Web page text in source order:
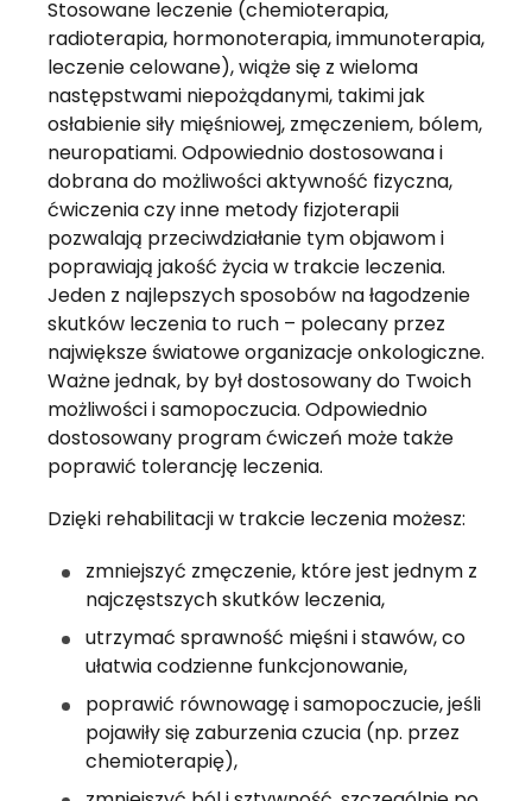
Stosowane leczenie (chemioterapia,
radioterapia, hormonoterapia, immunoterapia,
leczenie celowane), wiąże się z wieloma
następstwami niepożądanymi, takimi jak
osłabienie siły mięśniowej, zmęczeniem, bólem,
neuropatiami. Odpowiednio dostosowana i
dobrana do możliwości aktywność fizyczna,
ćwiczenia czy inne metody fizjoterapii
pozwalają przeciwdziałanie tym objawom i
poprawiają jakość życia w trakcie leczenia.
Jeden z najlepszych sposobów na łagodzenie
skutków leczenia to ruch – polecany przez
największe światowe organizacje onkologiczne.
Ważne jednak, by był dostosowany do Twoich
możliwości i samopoczucia. Odpowiednio
dostosowany program ćwiczeń może także
poprawić tolerancję leczenia.
Dzięki rehabilitacji w trakcie leczenia możesz:
zmniejszyć zmęczenie, które jest jednym z
najczęstszych skutków leczenia,
utrzymać sprawność mięśni i stawów, co
ułatwia codzienne funkcjonowanie,
poprawić równowagę i samopoczucie, jeśli
pojawiły się zaburzenia czucia (np. przez
chemioterapię),